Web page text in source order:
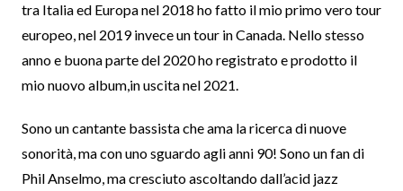
tra Italia ed Europa nel 2018 ho fatto il mio primo vero tour
europeo, nel 2019 invece un tour in Canada. Nello stesso
anno e buona parte del 2020 ho registrato e prodotto il
mio nuovo album,in uscita nel 2021.
Sono un cantante bassista che ama la ricerca di nuove
sonorità, ma con uno sguardo agli anni 90! Sono un fan di
Phil Anselmo, ma cresciuto ascoltando dall’acid jazz